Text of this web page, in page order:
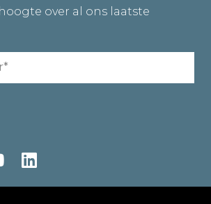
over al ons laatste